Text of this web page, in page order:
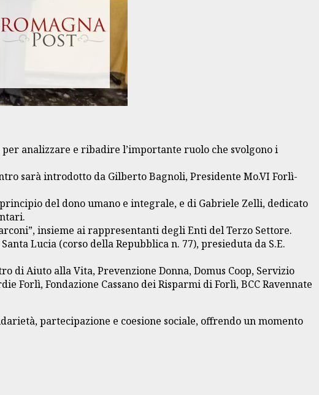
analizzare e ribadire l’importante ruolo che svolgono i
sarà introdotto da Gilberto Bagnoli, Presidente Mo.VI Forlì-
del dono umano e integrale, e di Gabriele Zelli, dedicato
insieme ai rappresentanti degli Enti del Terzo Settore.
Lucia (corso della Repubblica n. 77), presieduta da S.E.
di Aiuto alla Vita, Prevenzione Donna, Domus Coop, Servizio
Forlì, Fondazione Cassano dei Risparmi di Forlì, BCC Ravennate
partecipazione e coesione sociale, offrendo un momento